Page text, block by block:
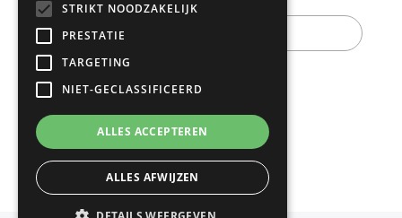
E-
mail
STRIKT NOODZAKELIJK
PRESTATIE
TARGETING
NIET-GECLASSIFICEERD
ALLES ACCEPTEREN
ALLES AFWIJZEN